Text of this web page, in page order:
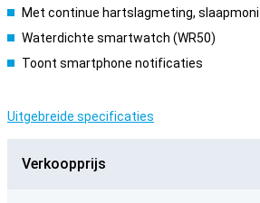
Met continue hartslagmeting,
Waterdichte smartwatch (WR50)
Toont smartphone notificaties
Uitgebreide specificaties
Verkoopprijs